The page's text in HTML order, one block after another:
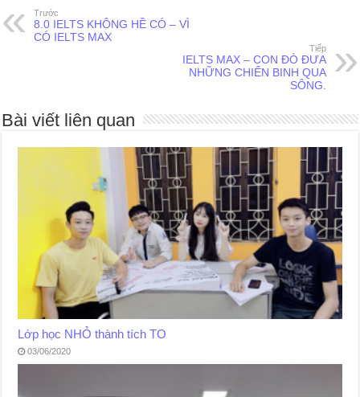
Trước
8.0 IELTS KHÔNG HỀ CÓ – VÌ
CÓ IELTS MAX
Tiếp
IELTS MAX – CON ĐÒ ĐƯA
NHỮNG CHIẾN BINH QUA
SÔNG.
Bài viết liên quan
Lớp học NHỎ thành tích TO
03/06/2020